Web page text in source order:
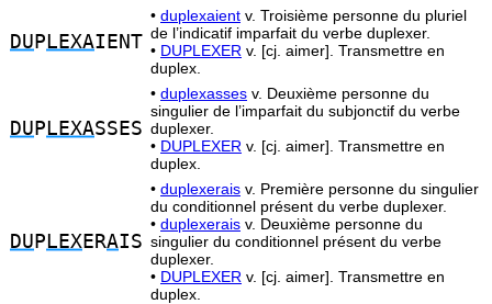
DU P LEXAIENT
• duplexaient v. Troisième personne du pluriel
de l’indicatif imparfait du verbe duplexer.
• DUPLEXER v. [cj. aimer]. Transmettre en
duplex.
DU P LEXASSES
• duplexasses v. Deuxième personne du
singulier de l’imparfait du subjonctif du verbe
duplexer.
• DUPLEXER v. [cj. aimer]. Transmettre en
duplex.
DU P LEXERAIS
• duplexerais v. Première personne du singulier
du conditionnel présent du verbe duplexer.
• duplexerais v. Deuxième personne du
singulier du conditionnel présent du verbe
duplexer.
• DUPLEXER v. [cj. aimer]. Transmettre en
duplex.